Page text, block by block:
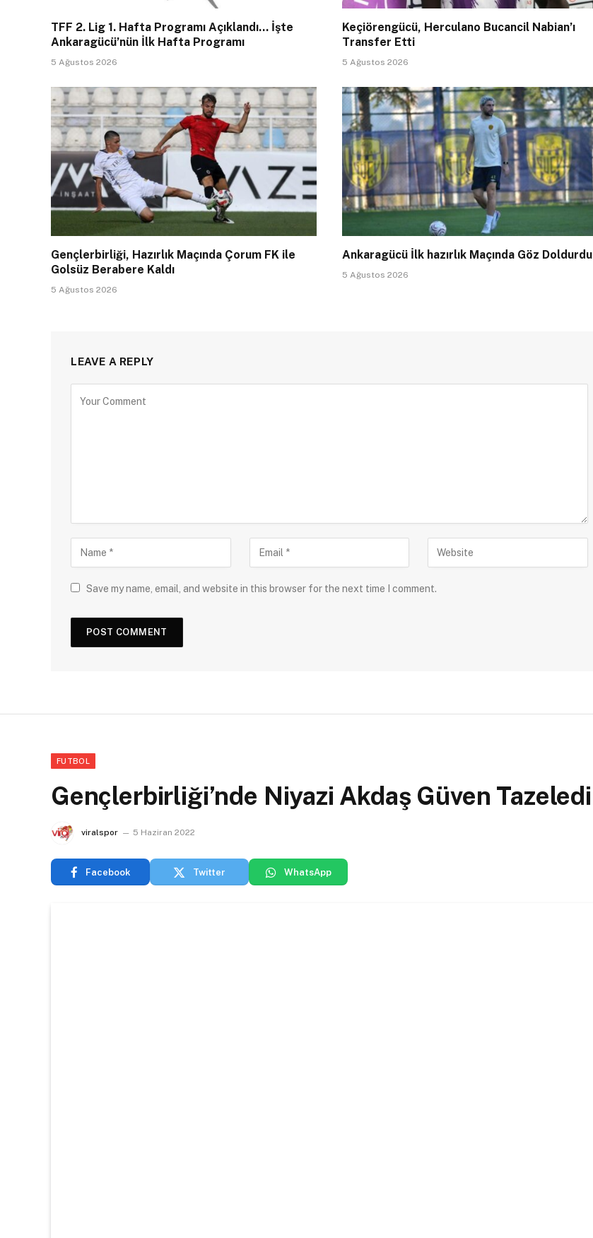
TFF 2. Lig 1. Hafta Programı Açıklandı… İşte
Ankaragücü’nün İlk Hafta Programı
5 Ağustos 2026
Keçiörengücü, Herculano Bucancil Nabian’ı
Transfer Etti
5 Ağustos 2026
Gençlerbirliği, Hazırlık Maçında Çorum FK ile
Golsüz Berabere Kaldı
5 Ağustos 2026
Ankaragücü İlk hazırlık Maçında Göz Doldurdu
5 Ağustos 2026
LEAVE A REPLY
Save my name, email, and website in this browser for the next time I comment.
FUTBOL
Gençlerbirliği’nde Niyazi Akdaş Güven Tazeledi
viralspor 5 Haziran 2022
Facebook Twitter WhatsApp